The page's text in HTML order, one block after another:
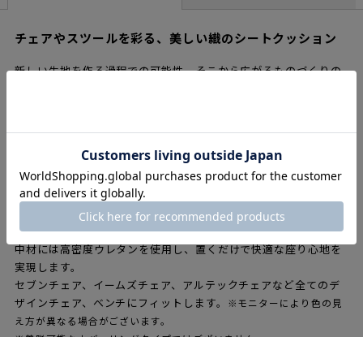
チェアやスツールを彩る、美しい織のシートクッション
新しい生地を作る過程での可能性、そこから広がるものづくりの
得意とするパッと心が華やぐカラフルでハッピーな空気感と、設
計で欠かせないアクソメトリック、スケール、マテリアルパター
ンなどをコンセプトに、幾何学、スツール、メジャー、瓦屋根な
ど、新たな視点から生まれた図案によって生まれた、ユニークな
テキスタイルコレクションです。
中材には高密度ウレタンを使用し、置くだけで快適な座り心地を
実現します。
セブンチェア、イームズチェア、アルテックチェアなど全てのデ
ザインチェア、ベンチにフィットします。
※モニターにより色の見
え方が異なる場合がございます。